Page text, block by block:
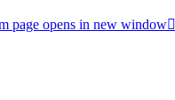
page opens in new window